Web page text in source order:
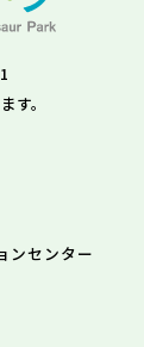
す。
ンセンター